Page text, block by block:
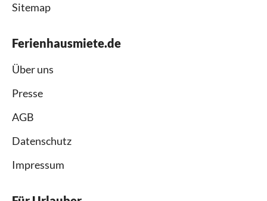
Sitemap
Ferienhausmiete.de
Über uns
Presse
AGB
Datenschutz
Impressum